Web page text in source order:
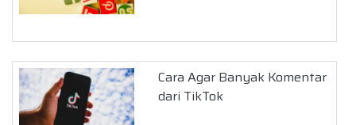
Cara Agar Banyak Komentar
dari TikTok